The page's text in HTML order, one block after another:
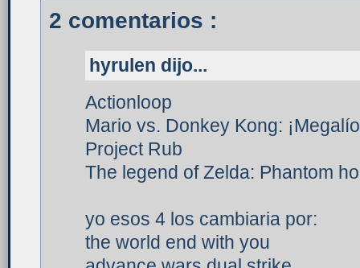
2 comentarios :
hyrulen dijo...
Actionloop
Mario vs. Donkey Kong:
Project Rub
The legend of Zelda: Phantom
yo esos 4 los cambiaria por:
the world end with you